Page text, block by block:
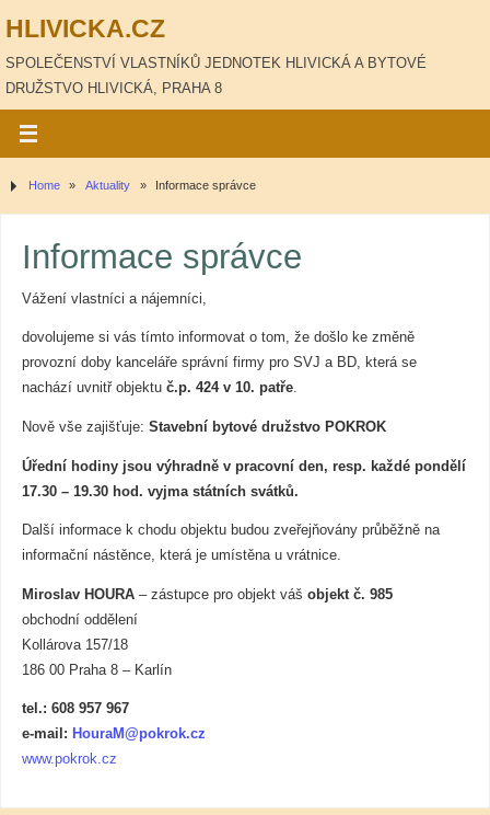
HLIVICKA.CZ
SPOLEČENSTVÍ VLASTNÍKŮ JEDNOTEK HLIVICKÁ A BYTOVÉ
DRUŽSTVO HLIVICKÁ, PRAHA 8
Home » Aktuality » Informace správce
Informace správce
Vážení vlastníci a nájemníci,
dovolujeme si vás tímto informovat o tom, že došlo ke změně
provozní doby kanceláře správní firmy pro SVJ a BD, která se
nachází uvnitř objektu č.p. 424 v 10. patře.
Nově vše zajišťuje: Stavební bytové družstvo POKROK
Úřední hodiny jsou výhradně v pracovní den, resp. každé pondělí
17.30 – 19.30 hod. vyjma státních svátků.
Další informace k chodu objektu budou zveřejňovány průběžně na
informační nástěnce, která je umístěna u vrátnice.
Miroslav HOURA– zástupce pro objekt váš objekt č. 985
obchodní oddělení
Kollárova 157/18
186 00 Praha 8 – Karlín
tel.: 608 957 967
e-mail: HouraM@pokrok.cz
www.pokrok.cz